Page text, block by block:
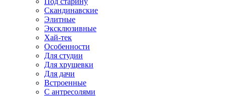
Скандинавские
Элитные
Эксклюзивные
Хай-тек
Особенности
Для студии
Для хрущевки
Для дачи
Встроенные
С антресолями